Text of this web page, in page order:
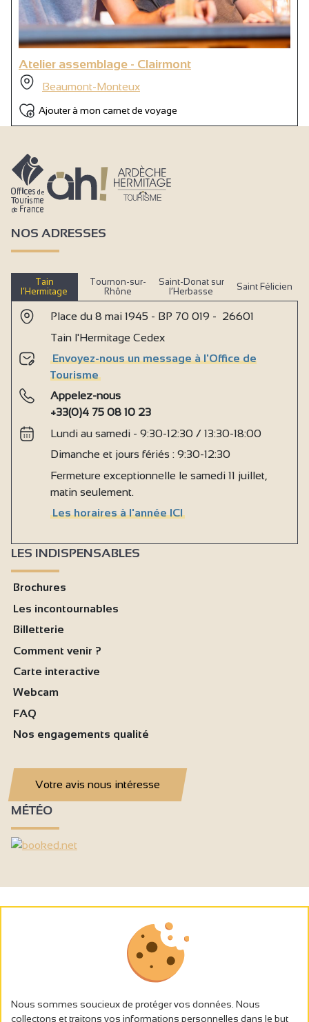
Atelier assemblage - Clairmont
Beaumont-Monteux
Ajouter à mon carnet de voyage
NOS ADRESSES
Tain
l’Hermitage
Tournon-sur-
Rhône
Saint-Donat sur
l’Herbasse
Saint Félicien
Place du 8 mai 1945 - BP 70 019 - 26601
Tain l'Hermitage Cedex
Envoyez-nous un message à l'Office de
Tourisme
Appelez-nous
+33(0)4 75 08 10 23
Lundi au samedi - 9:30-12:30 / 13:30-18:00
Dimanche et jours fériés : 9:30-12:30
Fermeture exceptionnelle le samedi 11 juillet,
matin seulement.
Les horaires à l'année ICI
LES INDISPENSABLES
Brochures
Les incontournables
Billetterie
Comment venir ?
Carte interactive
Webcam
FAQ
Nos engagements qualité
Votre avis nous intéresse
MÉTÉO
Nous sommes soucieux de protéger vos données. Nous
collectons et traitons vos informations personnelles dans le but